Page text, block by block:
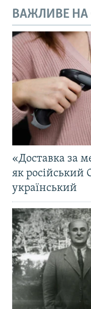
ВАЖЛИВЕ НА
«Доставка за
як російський
український